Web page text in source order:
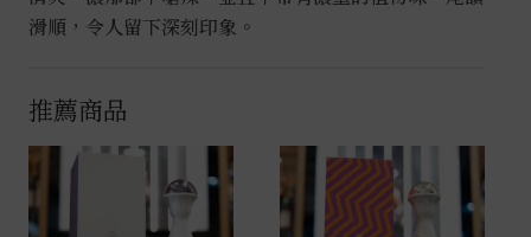
滑順，令人留下深刻印象。
推薦商品